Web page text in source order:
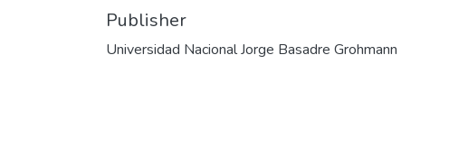
Publisher
Universidad Nacional Jorge Basadre Grohmann